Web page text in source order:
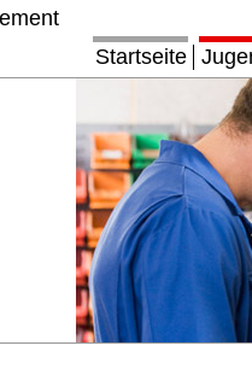
Startseite